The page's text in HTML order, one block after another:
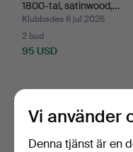
1800-tal, satinwood,…
Klubbades 6 jul 2026
2 bud
95 USD
Vi använder
Denna tjänst är en